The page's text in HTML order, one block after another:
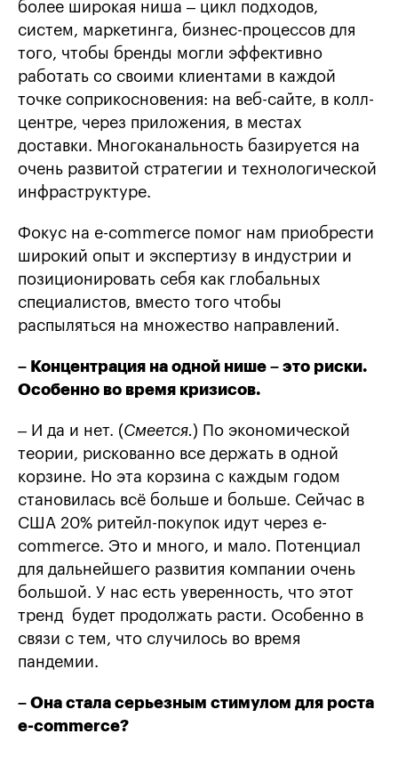
более широкая ниша – цикл подходов,
систем, маркетинга, бизнес-процессов для
того, чтобы бренды могли эффективно
работать со своими клиентами в каждой
точке соприкосновения: на веб-сайте, в колл-
центре, через приложения, в местах
доставки. Многоканальность базируется на
очень развитой стратегии и технологической
инфраструктуре.
Фокус на e-commerce помог нам приобрести
широкий опыт и экспертизу в индустрии и
позиционировать себя как глобальных
специалистов, вместо того чтобы
распыляться на множество направлений.
– Концентрация на одной нише – это риски.
Особенно во время кризисов.
– И да и нет. (Смеется. ) По экономической
теории, рискованно все держать в одной
корзине. Но эта корзина с каждым годом
становилась всё больше и больше. Сейчас в
США 20% ритейл-покупок идут через e-
commerce. Это и много, и мало. Потенциал
для дальнейшего развития компании очень
большой. У нас есть уверенность, что этот
тренд будет продолжать расти. Особенно в
связи с тем, что случилось во время
пандемии.
– Она стала серьезным стимулом для роста
е-commerce?